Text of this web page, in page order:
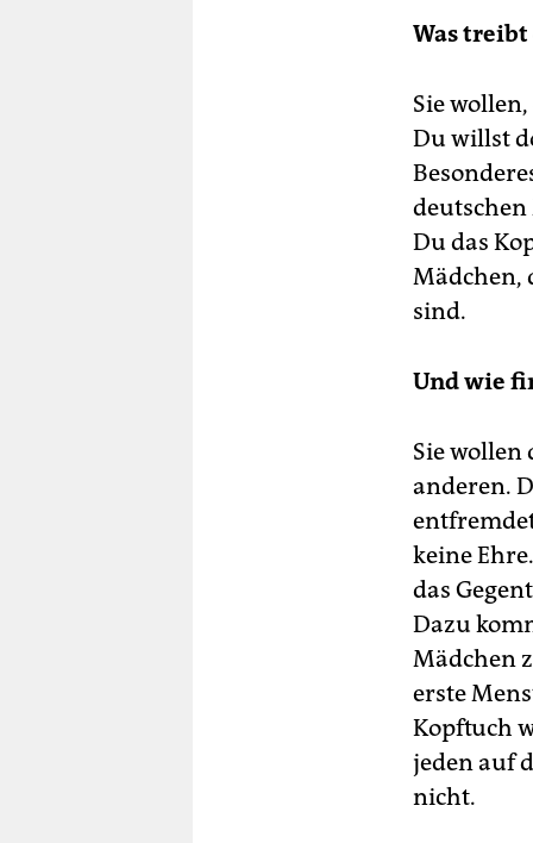
Was treibt
Sie
Du willst
Du das
Mädchen,
sind.
Und wie
Sie wollen
anderen.
keine
das
Dazu
Mädchen
erste
Kopftuch
jeden auf
nicht.